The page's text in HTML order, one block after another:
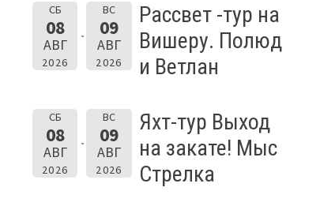
СБ
08
АВГ
2026
ВС
09
АВГ
2026
Рассвет -тур на
Вишеру. Полюд
и Ветлан
СБ
08
АВГ
2026
ВС
09
АВГ
2026
Яхт-тур Выход
на закате! Мыс
Стрелка